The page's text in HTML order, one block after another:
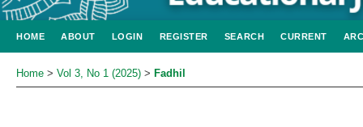
HOME ABOUT LOGIN REGISTER SEARCH CURRENT
Home > Vol 3, No 1 (2025) > Fadhil